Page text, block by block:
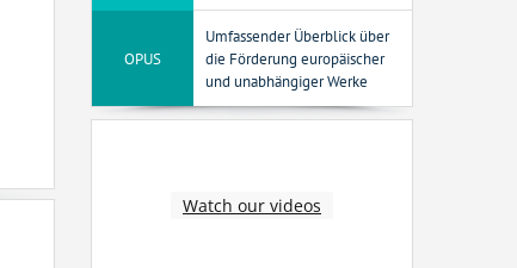
OPUS
Umfassender Überblick über
die Förderung europäischer
und unabhängiger Werke
Watch our videos